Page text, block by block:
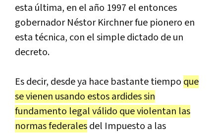
esta última, en el año 1997 el entonces
gobernador Néstor Kirchnerfue pionero en
esta técnica, con elsimpledictado deun
decreto.
Esdecir, desdeya hace bastantetiempo que
sevienen usando estosardidessin
fundamento legalválido queviolentan las
normasfederalesdel Impuesto a las